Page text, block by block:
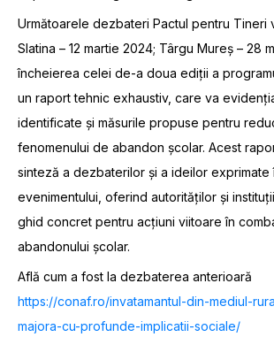
Următoarele dezbateri Pactul pentru Tineri
Slatina – 12 martie 2024; Târgu Mureș – 28
încheierea celei de-a doua ediții a
un raport tehnic exhaustiv, care va
identificate și măsurile propuse pentru
fenomenului de abandon școlar. Acest
sinteză a dezbaterilor și a ideilor exprimate
evenimentului, oferind autorităților și
ghid concret pentru acțiuni viitoare în
abandonului școlar.
Află cum a fost la dezbaterea anterioară
https://conaf.ro/invatamantul-din-mediul-
majora-cu-profunde-implicatii-sociale/